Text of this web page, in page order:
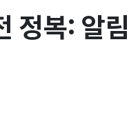
정복: 알